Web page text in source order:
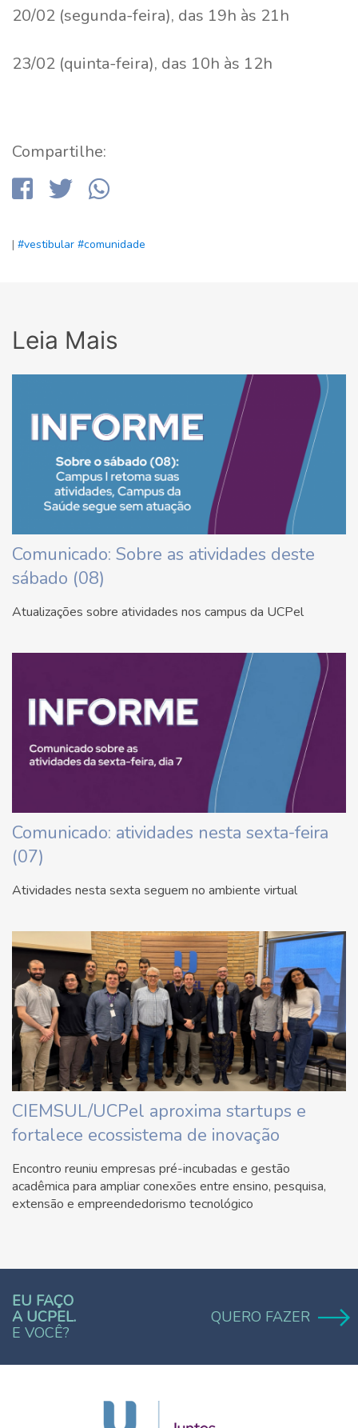
20/02 (segunda-feira), das 19h às 21h
23/02 (quinta-feira), das 10h às 12h
Compartilhe:
| #vestibular #comunidade
Leia Mais
Comunicado: Sobre as atividades deste
sábado (08)
Atualizações sobre atividades nos campus da UCPel
Comunicado: atividades nesta sexta-feira
(07)
Atividades nesta sexta seguem no ambiente virtual
CIEMSUL/UCPel aproxima startups e
fortalece ecossistema de inovação
Encontro reuniu empresas pré-incubadas e gestão
acadêmica para ampliar conexões entre ensino, pesquisa,
extensão e empreendedorismo tecnológico
EU FAÇO
A UCPEL.
E VOCÊ?
QUERO FAZER